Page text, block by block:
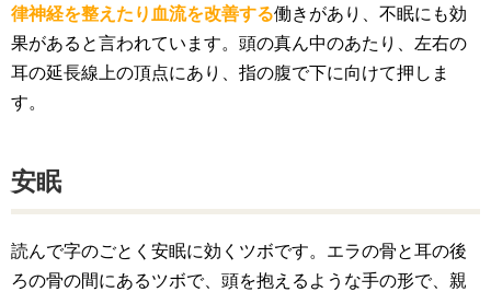
律神経を整えたり血流を改善する働きがあり、不眠にも効
果があると言われています。頭の真ん中のあたり、左右の
耳の延長線上の頂点にあり、指の腹で下に向けて押しま
す。
安眠
読んで字のごとく安眠に効くツボです。エラの骨と耳の後
ろの骨の間にあるツボで、頭を抱えるような手の形で、親